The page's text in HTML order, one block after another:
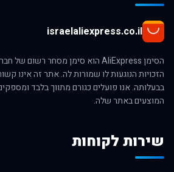
israelaliexpress.co.il
בבעלותה. אנו פועלים כגורם מתווך בלבד
המוצעים באתר שלה.
שירות לקוחות